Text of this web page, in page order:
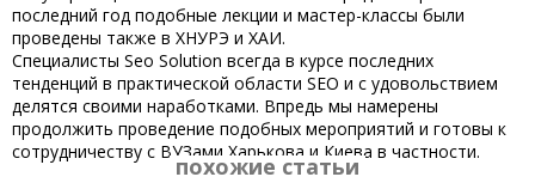
последний год подобные лекции и мастер-классы были
проведены также в ХНУРЭ и ХАИ.
Специалисты Seo Solution всегда в курсе последних
тенденций в практической области SEO и с удовольствием
делятся своими наработками. Впредь мы намерены
продолжить проведение подобных мероприятий и готовы к
сотрудничеству с ВУЗами Харькова и Киева в частности.
похожие статьи